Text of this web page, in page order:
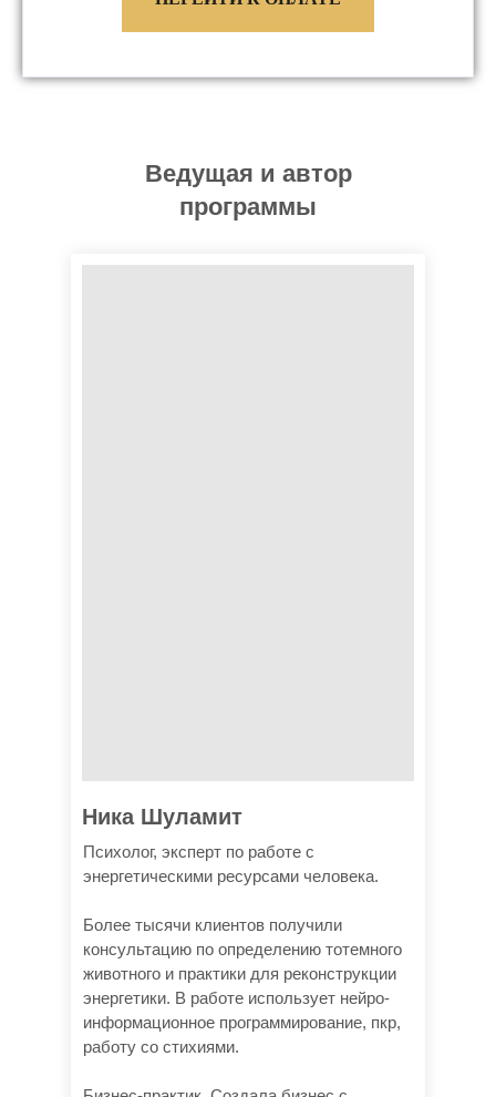
Ведущая и автор
программы
Ника Шуламит
Психолог, эксперт по работе с
энергетическими ресурсами человека.
Более тысячи клиентов получили
консультацию по определению тотемного
животного и практики для реконструкции
энергетики. В работе использует нейро-
информационное программирование, пкр,
работу со стихиями.